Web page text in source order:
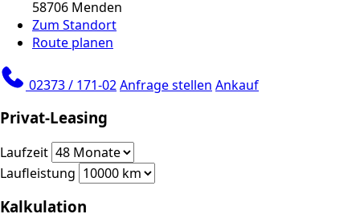
58706 Menden
Zum Standort
Route planen
02373 / 171-02Anfrage stellen Ankauf
Privat-Leasing
Laufzeit
Laufleistung
Kalkulation